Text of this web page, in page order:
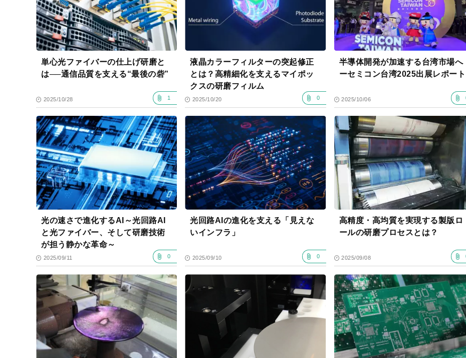
単心光ファイバーの仕上げ研磨と
は──通信品質を支える“最後の砦”
2025/10/28 1
液晶カラーフィルターの突起修正
とは？高精細化を支えるマイポッ
クスの研磨フィルム
2025/10/20 0
半導体開発が加速する台湾市場へ
ーセミコン台湾2025出展レポート
2025/10/06
光の速さで進化するAI～光回路AI
と光ファイバー、そして研磨技術
が担う静かな革命～
2025/09/11 0
光回路AIの進化を支える「見えな
いインフラ」
2025/09/10 0
高精度・高均質を実現する製版ロ
ールの研磨プロセスとは？
2025/09/08